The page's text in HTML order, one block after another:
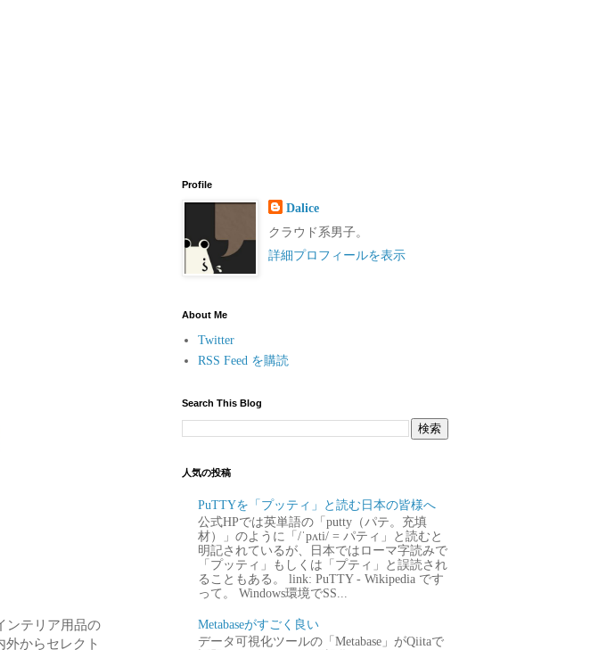
ンテリア用品の
からセレクト
Profile
Dalice
クラウド系男子。
詳細プロフィールを表示
About Me
Twitter
RSS Feed を購読
Search This Blog
人気の投稿
PuTTYを「プッティ」と読む日本の皆様へ
公式HPでは英単語の「putty（パテ。充填
材）」のように「/ˈpʌti/ = パティ」と読むと
明記されているが、日本ではローマ字読みで
「プッティ」もしくは「プティ」と誤読され
ることもある。 link: PuTTY - Wikipedia です
って。 Windows環境でSS...
Metabaseがすごく良い
データ可視化ツールの「Metabase」がQiitaで